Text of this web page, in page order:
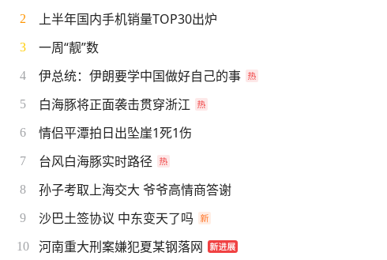
2 上半年国内手机销量TOP30出炉
3 一周“靓”数
4 伊总统：伊朗要学中国做好自己的事
5 白海豚将正面袭击贯穿浙江
6 情侣平潭拍日出坠崖1死1伤
7 台风白海豚实时路径
8 孙子考取上海交大 爷爷高情商答谢
9 沙巴土签协议 中东变天了吗
10 河南重大刑案嫌犯夏某钢落网